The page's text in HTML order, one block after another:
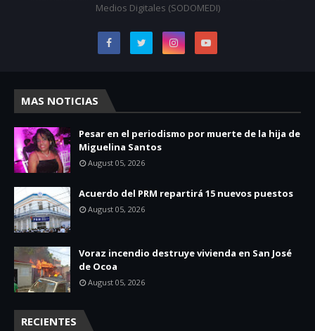
Medios Digitales (SODOMEDI)
MAS NOTICIAS
Pesar en el periodismo por muerte de la hija de
Miguelina Santos
August 05, 2026
Acuerdo del PRM repartirá 15 nuevos puestos
August 05, 2026
Voraz incendio destruye vivienda en San José
de Ocoa
August 05, 2026
RECIENTES